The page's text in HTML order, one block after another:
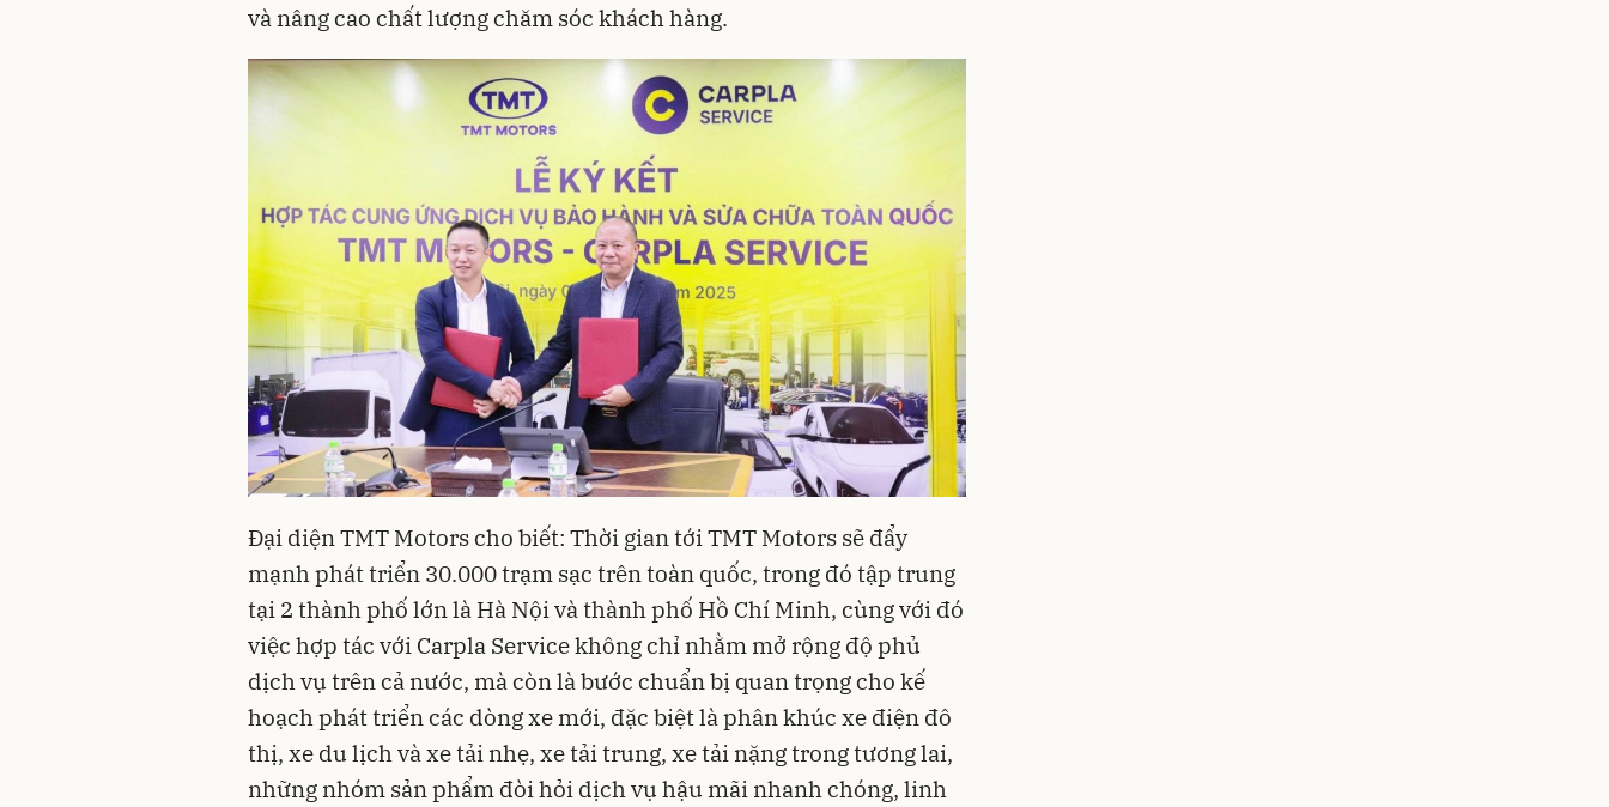
và nâng cao chất lượng chăm sóc khách hàng.
Đại diện TMT Motors cho biết: Thời gian tới TMT Motors sẽ đẩy
mạnh phát triển 30.000 trạm sạc trên toàn quốc, trong đó tập trung
tại 2 thành phố lớn là Hà Nội và thành phố Hồ Chí Minh, cùng với đó
việc hợp tác với Carpla Service không chỉ nhằm mở rộng độ phủ
dịch vụ trên cả nước, mà còn là bước chuẩn bị quan trọng cho kế
hoạch phát triển các dòng xe mới, đặc biệt là phân khúc xe điện đô
thị, xe du lịch và xe tải nhẹ, xe tải trung, xe tải nặng trong tương lai,
những nhóm sản phẩm đòi hỏi dịch vụ hậu mãi nhanh chóng, linh